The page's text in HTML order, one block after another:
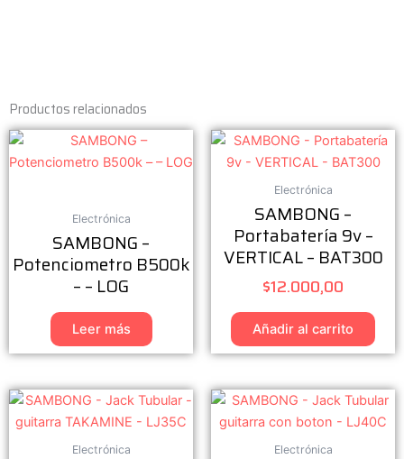
Productos relacionados
Electrónica
SAMBONG –
Potenciometro B500k
– – LOG
Leer más
Electrónica
SAMBONG –
Portabatería 9v –
VERTICAL – BAT300
$12.000,00
Añadir al carrito
Electrónica Electrónica